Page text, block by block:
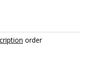
order